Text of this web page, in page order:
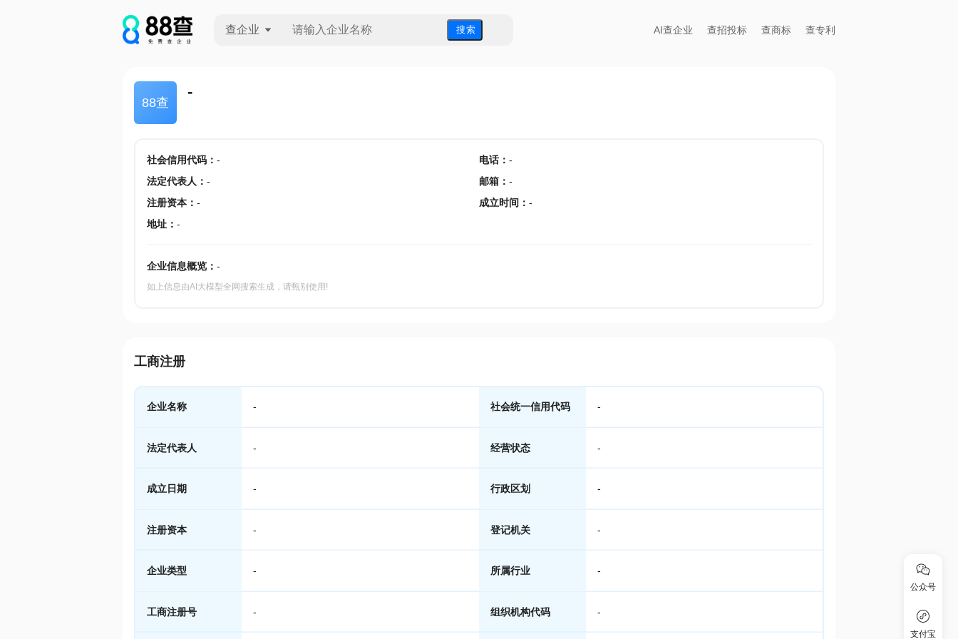
查企业 搜 索 AI查企业 查招投标 查商标 查专利
88查
-
社会信用代码： - 电话： -
法定代表人 ： - 邮箱 ： -
注册资本： - 成立时间 ： -
地址： -
企业信息概览： -
如上信息由AI大模型全网搜索生成，请甄别使用!
工商注册
企业名称 - 社会统一信用代码 -
法定代表人 - 经营状态 -
成立日期 - 行政区划 -
注册资本 - 登记机关 -
企业类型 - 所属行业 -
工商注册号 - 组织机构代码 -
公众号
支付宝